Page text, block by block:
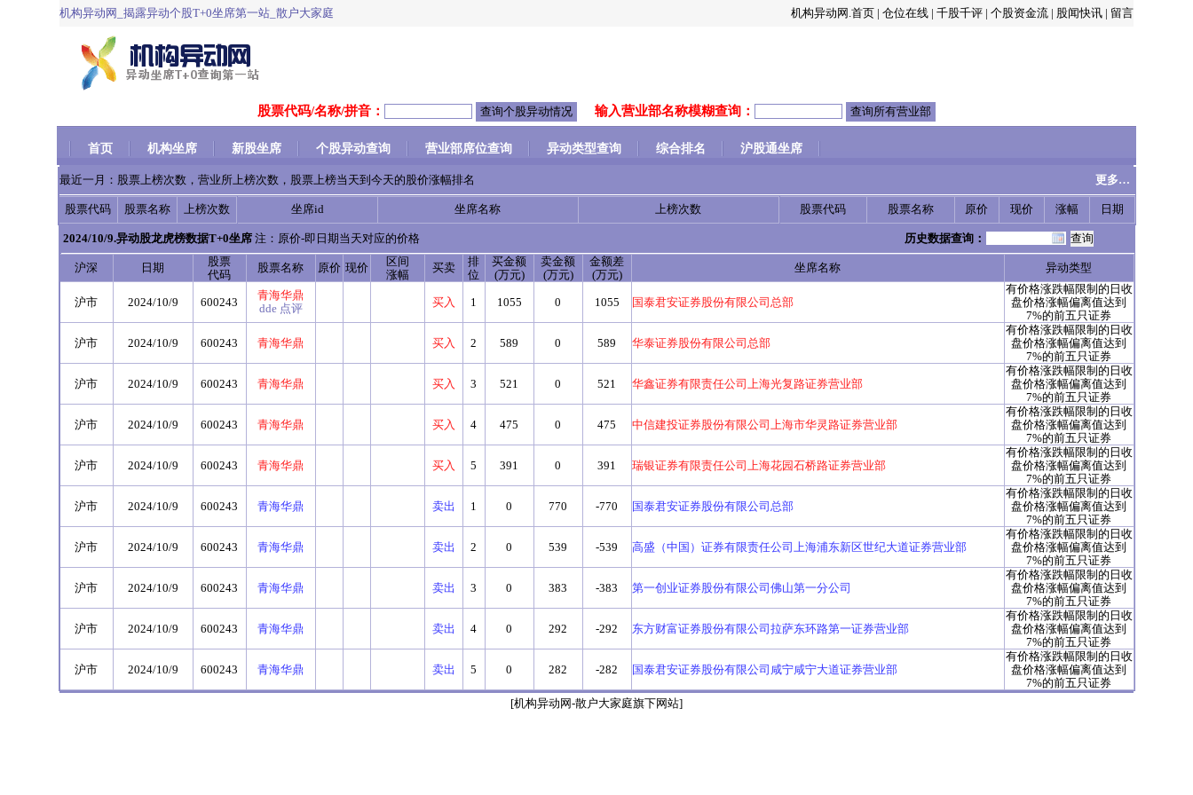
机构异动网_揭露异动个股T+0坐席第一站_散户大家庭 机构异动网.首页 | 仓位在线 | 千股千评 | 个股资金流 | 股闻快讯 | 留言
股票代码/名称/拼音： 输入营业部名称模糊查询：
首页 机构坐席 新股坐席 个股异动查询 营业部席位查询 异动类型查询 综合排名 沪股通坐席
最近一月：股票上榜次数，营业所上榜次数，股票上榜当天到今天的股价涨幅排名 更多…
股票代码 股票名称 上榜次数 坐席id 坐席名称 上榜次数 股票代码 股票名称 原价 现价 涨幅 日期
2024/10/9.异动股龙虎榜数据T+0坐席注：原价-即日期当天对应的价格 历史数据查询：
沪深 日期
股票
代码
股票名称 原价 现价
区间
涨幅
买卖
排
位
买金额
(万元)
卖金额
(万元)
金额差
(万元)
坐席名称 异动类型
沪市 2024/10/9 600243
青海华鼎
dde 点评 买入 1 1055 0 1055 国泰君安证券股份有限公司总部
有价格涨跌幅限制的日收
盘价格涨幅偏离值达到
7%的前五只证券
沪市 2024/10/9 600243 青海华鼎 买入 2 589 0 589 华泰证券股份有限公司总部
有价格涨跌幅限制的日收
盘价格涨幅偏离值达到
7%的前五只证券
沪市 2024/10/9 600243 青海华鼎 买入 3 521 0 521 华鑫证券有限责任公司上海光复路证券营业部
有价格涨跌幅限制的日收
盘价格涨幅偏离值达到
7%的前五只证券
沪市 2024/10/9 600243 青海华鼎 买入 4 475 0 475 中信建投证券股份有限公司上海市华灵路证券营业部
有价格涨跌幅限制的日收
盘价格涨幅偏离值达到
7%的前五只证券
沪市 2024/10/9 600243 青海华鼎 买入 5 391 0 391 瑞银证券有限责任公司上海花园石桥路证券营业部
有价格涨跌幅限制的日收
盘价格涨幅偏离值达到
7%的前五只证券
沪市 2024/10/9 600243 青海华鼎 卖出 1 0 770 -770 国泰君安证券股份有限公司总部
有价格涨跌幅限制的日收
盘价格涨幅偏离值达到
7%的前五只证券
沪市 2024/10/9 600243 青海华鼎 卖出 2 0 539 -539 高盛（中国）证券有限责任公司上海浦东新区世纪大道证券营业部
有价格涨跌幅限制的日收
盘价格涨幅偏离值达到
7%的前五只证券
沪市 2024/10/9 600243 青海华鼎 卖出 3 0 383 -383 第一创业证券股份有限公司佛山第一分公司
有价格涨跌幅限制的日收
盘价格涨幅偏离值达到
7%的前五只证券
沪市 2024/10/9 600243 青海华鼎 卖出 4 0 292 -292 东方财富证券股份有限公司拉萨东环路第一证券营业部
有价格涨跌幅限制的日收
盘价格涨幅偏离值达到
7%的前五只证券
沪市 2024/10/9 600243 青海华鼎 卖出 5 0 282 -282 国泰君安证券股份有限公司咸宁咸宁大道证券营业部
有价格涨跌幅限制的日收
盘价格涨幅偏离值达到
7%的前五只证券
[机构异动网-散户大家庭旗下网站]